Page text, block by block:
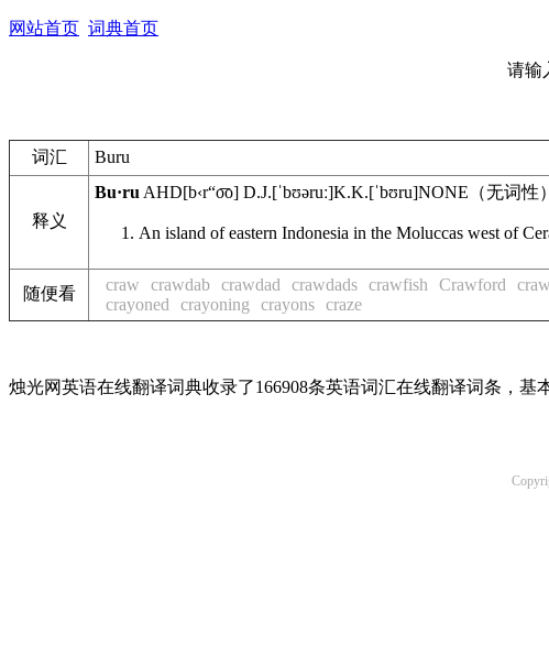
网站首页 词典首页
请输
词汇 Buru
释义
Bu·ru AHD[b‹r“o͞o] D.J.[ˈbʊəruː]K.K.[ˈbʊru]NONE （无词性）
An island of eastern Indonesia in the Moluccas west of
随便看 craw crawdab crawdad crawdads crawfish Crawford
crayoned
crayoning crayons craze
烛光网英语在线翻译词典收录了166908条英语词汇在线翻译词条，